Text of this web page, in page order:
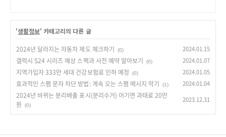
'생활정보' 카테고리의 다른 글
2024년 달라지는 자동차 제도 체크하기 (0) 2024.01.15
갤럭시 S24 시리즈 예상 스팩과 사전 예약 알아보기 (0) 2024.01.07
지역가입자 333만 세대 건강보험료 인하 예정 (0) 2024.01.05
효과적인 스팸 문자 차단 방법: 계속 오는 스팸 메시지 막기 (1) 2024.01.04
2024년 바뀌는 분리배출 표시(분리수거) 어기면 과태료 20만
원
(0)
2023.12.31